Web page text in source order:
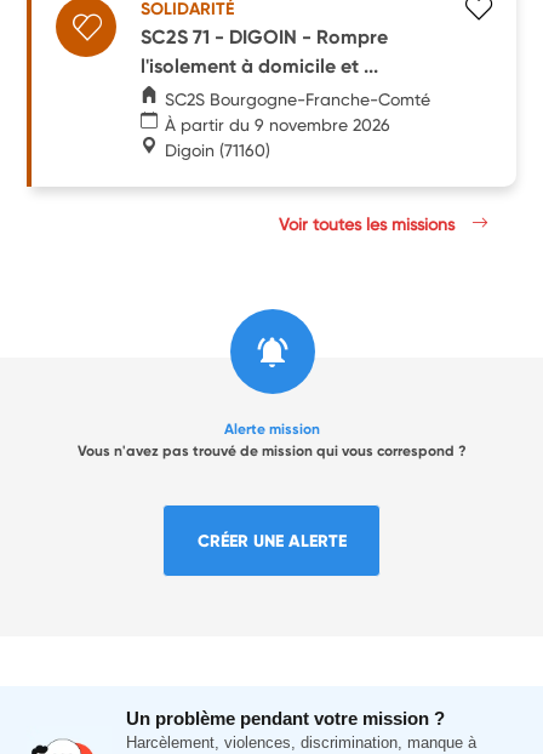
SOLIDARITÉ
SC2S 71 - DIGOIN - Rompre
l'isolement à domicile et ...
SC2S Bourgogne-Franche-Comté
À partir du 9 novembre 2026
Digoin (71160)
Voir toutes les missions
Alerte mission
Vous n'avez pas trouvé de mission qui vous correspond ?
CRÉER UNE ALERTE
Un problème pendant votre mission ?
Harcèlement, violences, discrimination, manque à